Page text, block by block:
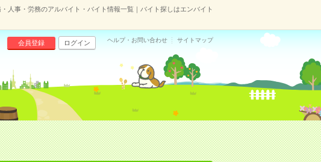
人事・労務のアルバイト・バイト情報一覧｜バイト探しはエンバイト
会員登録 ログイン ヘルプ・お問い合わせ サイトマップ